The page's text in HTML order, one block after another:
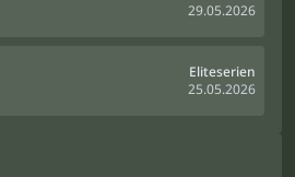
29.05.2026
Eliteserien
25.05.2026